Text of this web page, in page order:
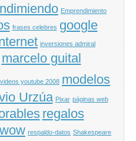
Emprendimiento
frases celebres google
inversiones admiral
marcelo guital
youtube 2008 modelos
Urzúa Pixar páginas web
regalos
respaldo-datos Shakespeare